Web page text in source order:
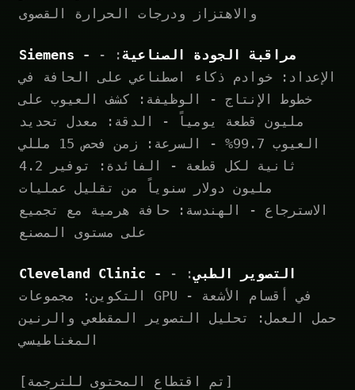
والاهتزاز ودرجات الحرارة القصوى
Siemens - مراقبة الجودة الصناعية: -
الإعداد: خوادم ذكاء اصطناعي على الحافة في
خطوط الإنتاج - الوظيفة: كشف العيوب على
مليون قطعة يومياً - الدقة: معدل تحديد
العيوب 99.7% - السرعة: زمن فحص 15 مللي
ثانية لكل قطعة - الفائدة: توفير 4.2
مليون دولار سنوياً من تقليل عمليات
الاسترجاع - الهندسة: حافة هرمية مع تجميع
على مستوى المصنع
Cleveland Clinic - التصوير الطبي: -
التكوين: مجموعات GPU في أقسام الأشعة -
حمل العمل: تحليل التصوير المقطعي والرنين
المغناطيسي
[تم اقتطاع المحتوى للترجمة]